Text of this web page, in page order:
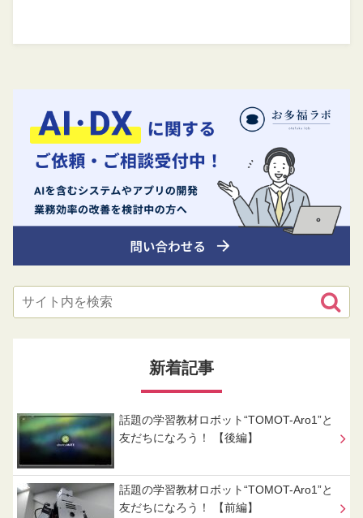
新着記事
話題の学習教材ロボット“TOMOT-Aro1”と
友だちになろう！ 【後編】
話題の学習教材ロボット“TOMOT-Aro1”と
友だちになろう！ 【前編】